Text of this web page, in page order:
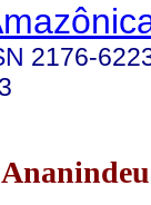
2176-